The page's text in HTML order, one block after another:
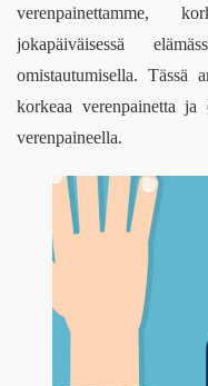
verenpainettamme,
jokapäiväisessä
omistautumisella. Tässä
korkeaa verenpainetta ja
verenpaineella.